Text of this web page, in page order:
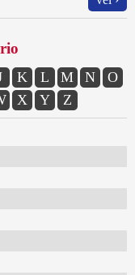
K L M N
O
X Y Z